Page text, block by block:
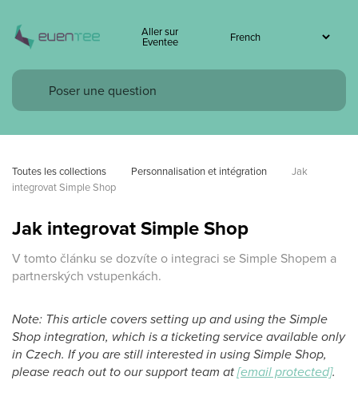
Aller sur
Eventee
Toutes les collections Personnalisation et intégration
Jak
integrovat Simple Shop
Jak integrovat Simple Shop
V tomto článku se dozvíte o integraci se Simple Shopem a
partnerských vstupenkách.
Note: This article covers setting up and using the Simple
Shop integration, which is a ticketing service available only
in Czech. If you are still interested in using Simple Shop,
please reach out to our support team at[email protected].